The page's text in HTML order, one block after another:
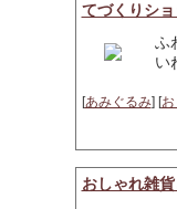
てづくりシ
ふ
い
[あみぐるみ] [お
おしゃれ雑